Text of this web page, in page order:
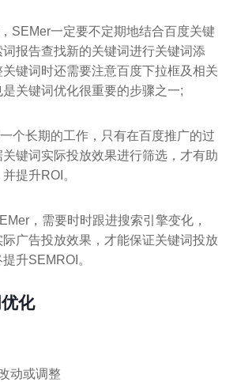
SEMer一定要不定期地结合百度关键
报告查找新的关键词进行关键词添
键词时还需要注意百度下拉框及相关
关键词优化很重要的步骤之一;
个长期的工作，只有在百度推广的过
键词实际投放效果进行筛选，才有助
提升ROI。
，需要时时跟进搜索引擎变化，
广告投放效果，才能保证关键词投放
升SEMROI。
化
动或调整